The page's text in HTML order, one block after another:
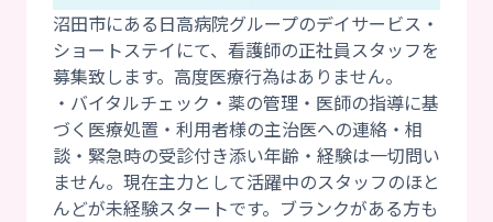
沼田市にある日高病院グループのデイサービス・
ショートステイにて、看護師の正社員スタッフを
募集致します。高度医療行為はありません。
・バイタルチェック・薬の管理・医師の指導に基
づく医療処置・利用者様の主治医への連絡・相
談・緊急時の受診付き添い年齢・経験は一切問い
ません。現在主力として活躍中のスタッフのほと
んどが未経験スタートです。ブランクがある方も